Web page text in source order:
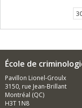
École de
Pavillon Lionel-Groulx
3150, rue Jean-Brillant
Montréal (QC)
H3T 1N8